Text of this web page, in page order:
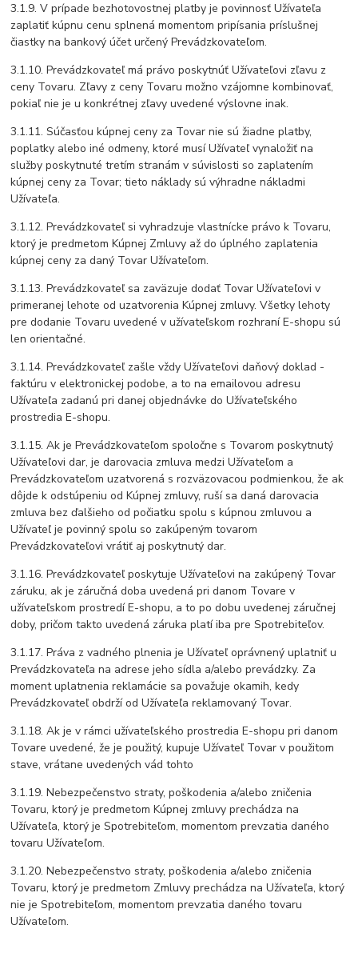
3.1.9. V prípade bezhotovostnej platby je povinnosť Užívateľa
zaplatiť kúpnu cenu splnená momentom pripísania príslušnej
čiastky na bankový účet určený Prevádzkovateľom.
3.1.10. Prevádzkovateľ má právo poskytnúť Užívateľovi zľavu z
ceny Tovaru. Zľavy z ceny Tovaru možno vzájomne kombinovať,
pokiaľ nie je u konkrétnej zľavy uvedené výslovne inak.
3.1.11. Súčasťou kúpnej ceny za Tovar nie sú žiadne platby,
poplatky alebo iné odmeny, ktoré musí Užívateľ vynaložiť na
služby poskytnuté tretím stranám v súvislosti so zaplatením
kúpnej ceny za Tovar; tieto náklady sú výhradne nákladmi
Užívateľa.
3.1.12. Prevádzkovateľ si vyhradzuje vlastnícke právo k Tovaru,
ktorý je predmetom Kúpnej Zmluvy až do úplného zaplatenia
kúpnej ceny za daný Tovar Užívateľom.
3.1.13. Prevádzkovateľ sa zaväzuje dodať Tovar Užívateľovi v
primeranej lehote od uzatvorenia Kúpnej zmluvy. Všetky lehoty
pre dodanie Tovaru uvedené v užívateľskom rozhraní E-shopu sú
len orientačné.
3.1.14. Prevádzkovateľ zašle vždy Užívateľovi daňový doklad -
faktúru v elektronickej podobe, a to na emailovou adresu
Užívateľa zadanú pri danej objednávke do Užívateľského
prostredia E-shopu.
3.1.15. Ak je Prevádzkovateľom spoločne s Tovarom poskytnutý
Užívateľovi dar, je darovacia zmluva medzi Užívateľom a
Prevádzkovateľom uzatvorená s rozväzovacou podmienkou, že ak
dôjde k odstúpeniu od Kúpnej zmluvy, ruší sa daná darovacia
zmluva bez ďalšieho od počiatku spolu s kúpnou zmluvou a
Užívateľ je povinný spolu so zakúpeným tovarom
Prevádzkovateľovi vrátiť aj poskytnutý dar.
3.1.16. Prevádzkovateľ poskytuje Užívateľovi na zakúpený Tovar
záruku, ak je záručná doba uvedená pri danom Tovare v
užívateľskom prostredí E-shopu, a to po dobu uvedenej záručnej
doby, pričom takto uvedená záruka platí iba pre Spotrebiteľov.
3.1.17. Práva z vadného plnenia je Užívateľ oprávnený uplatniť u
Prevádzkovateľa na adrese jeho sídla a/alebo prevádzky. Za
moment uplatnenia reklamácie sa považuje okamih, kedy
Prevádzkovateľ obdrží od Užívateľa reklamovaný Tovar.
3.1.18. Ak je v rámci užívateľského prostredia E-shopu pri danom
Tovare uvedené, že je použitý, kupuje Užívateľ Tovar v použitom
stave, vrátane uvedených vád tohto
3.1.19. Nebezpečenstvo straty, poškodenia a/alebo zničenia
Tovaru, ktorý je predmetom Kúpnej zmluvy prechádza na
Užívateľa, ktorý je Spotrebiteľom, momentom prevzatia daného
tovaru Užívateľom.
3.1.20. Nebezpečenstvo straty, poškodenia a/alebo zničenia
Tovaru, ktorý je predmetom Zmluvy prechádza na Užívateľa, ktorý
nie je Spotrebiteľom, momentom prevzatia daného tovaru
Užívateľom.